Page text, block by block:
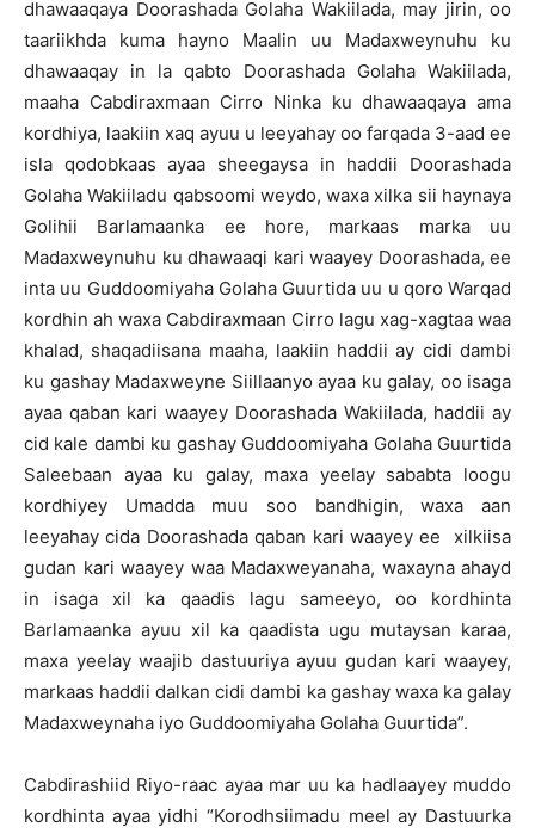
dhawaaqaya Doorashada Golaha Wakiilada, may jirin, oo
taariikhda kuma hayno Maalin uu Madaxweynuhu ku
dhawaaqay in la qabto Doorashada Golaha Wakiilada,
maaha Cabdiraxmaan Cirro Ninka ku dhawaaqaya ama
kordhiya, laakiin xaq ayuu u leeyahay oo farqada 3-aad ee
isla qodobkaas ayaa sheegaysa in haddii Doorashada
Golaha Wakiiladu qabsoomi weydo, waxa xilka sii haynaya
Golihii Barlamaanka ee hore, markaas marka uu
Madaxweynuhu ku dhawaaqi kari waayey Doorashada, ee
inta uu Guddoomiyaha Golaha Guurtida uu u qoro Warqad
kordhin ah waxa Cabdiraxmaan Cirro lagu xag-xagtaa waa
khalad, shaqadiisana maaha, laakiin haddii ay cidi dambi
ku gashay Madaxweyne Siillaanyo ayaa ku galay, oo isaga
ayaa qaban kari waayey Doorashada Wakiilada, haddii ay
cid kale dambi ku gashay Guddoomiyaha Golaha Guurtida
Saleebaan ayaa ku galay, maxa yeelay sababta loogu
kordhiyey Umadda muu soo bandhigin, waxa aan
leeyahay cida Doorashada qaban kari waayey ee xilkiisa
gudan kari waayey waa Madaxweyanaha, waxayna ahayd
in isaga xil ka qaadis lagu sameeyo, oo kordhinta
Barlamaanka ayuu xil ka qaadista ugu mutaysan karaa,
maxa yeelay waajib dastuuriya ayuu gudan kari waayey,
markaas haddii dalkan cidi dambi ka gashay waxa ka galay
Madaxweynaha iyo Guddoomiyaha Golaha Guurtida”.
Cabdirashiid Riyo-raac ayaa mar uu ka hadlaayey muddo
kordhinta ayaa yidhi “Korodhsiimadu meel ay Dastuurka